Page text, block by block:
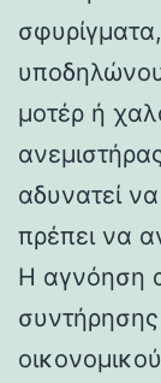
μοτέρ ή
αδυνατεί
πρέπει να
Η αγνόηση